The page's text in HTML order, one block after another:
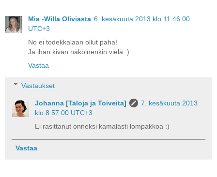
Mia -Willa Oliviasta 6. kesäkuuta 2013 klo 11.46.00
UTC+3
No ei todekkalaan ollut paha!
Ja ihan kivan näköinenkin vielä :)
Vastaa
Vastaukset
Johanna [Taloja ja Toiveita]
7. kesäkuuta 2013
klo 8.57.00 UTC+3
Ei rasittanut onneksi kamalasti lompakkoa :)
Vastaa